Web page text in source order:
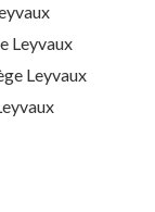
Leyvaux
Leyvaux